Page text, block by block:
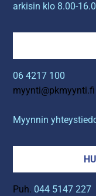
arkisin klo 8.00-
06 4217 100
myynti@pkmyynti.fi
Myynnin
Puh. 044 5147 227